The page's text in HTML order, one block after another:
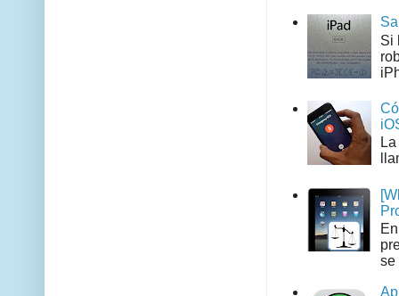
Si
se